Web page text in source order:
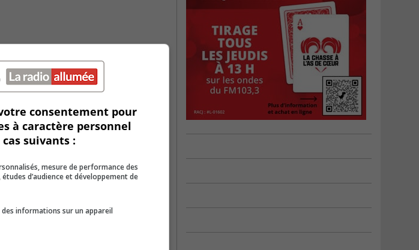
consentement pour
à caractère personnel
suivants :
mesure de performance des
d’audience et développement de
informations sur un appareil